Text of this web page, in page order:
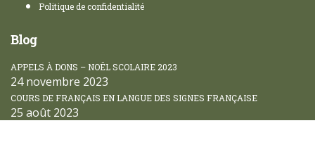
Politique de confidentialité
Blog
APPELS À DONS – NOËL SCOLAIRE 2023
24 novembre 2023
COURS DE FRANÇAIS EN LANGUE DES SIGNES FRANÇAISE
25 août 2023